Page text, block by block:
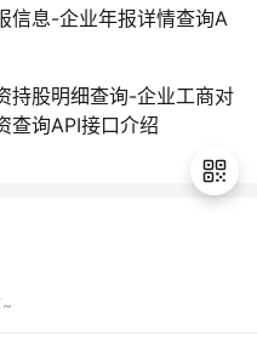
信息-企业年报详情查询A
持股明细查询-企业工商对
查询API接口介绍